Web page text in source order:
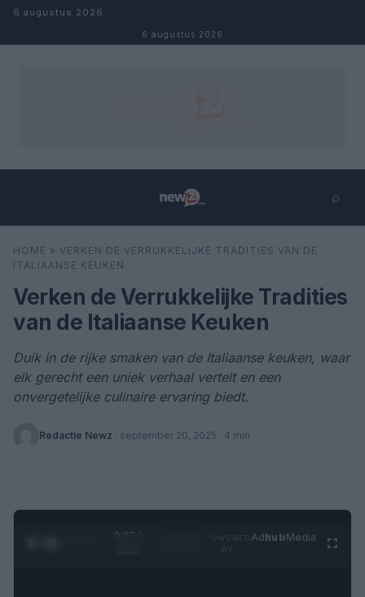
Naar inhoud
6 augustus 2026
6 augustus 2026
⌕
Zoeken ⌕
HOME » VERKEN DE VERRUKKELIJKE TRADITIES VAN DE
ITALIAANSE KEUKEN
Verken de Verrukkelijke Tradities
van de Italiaanse Keuken
Duik in de rijke smaken van de Italiaanse keuken, waar
elk gerecht een uniek verhaal vertelt en een
onvergetelijke culinaire ervaring biedt.
Redactie Newz · september 20, 2025 · 4 min
0:28 /
AdhubMedia